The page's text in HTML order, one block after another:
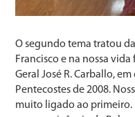
O segundo tema tratou
Francisco e na nossa
Geral José R. Carballo,
Pentecostes de 2008.
muito ligado ao primeiro.